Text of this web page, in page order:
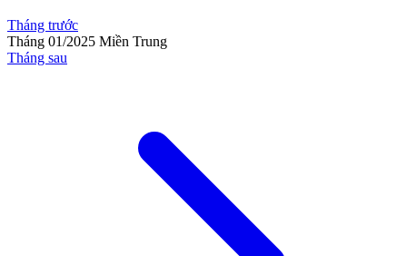
Tháng trước
Tháng 01/2025 Miền Trung
Tháng sau